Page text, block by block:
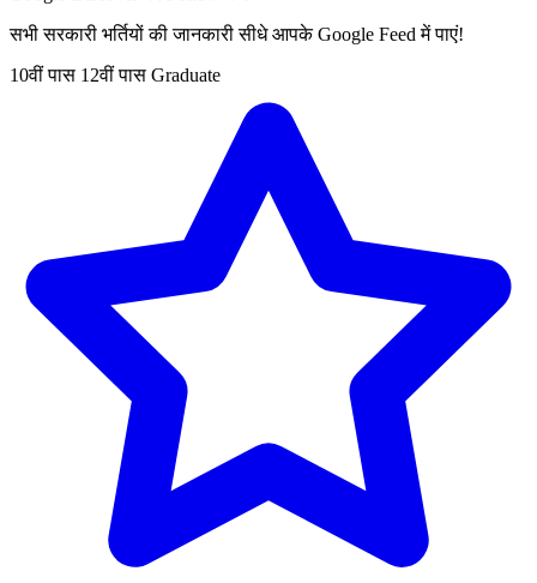
सभी सरकारी भर्तियों की जानकारी सीधे आपके Google Feed में पाएं!
10वीं पास 12वीं पास Graduate